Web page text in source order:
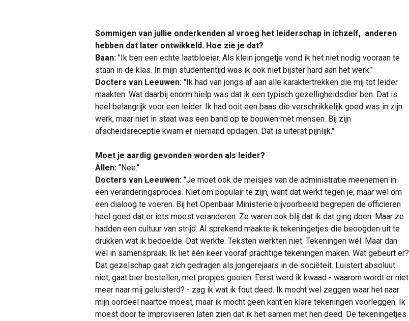
Sommigen van jullie onderkenden al vroeg het leiderschap in ichzelf, anderen
hebben dat later ontwikkeld. Hoe zie je dat?
Baan: "Ik ben een echte laatbloeier. Als klein jongetje vond ik het niet nodig vooraan te
staan in de klas. In mijn studententijd was ik ook niet bijster hard aan het werk."
Docters van Leeuwen: "Ik had van jongs af aan alle karaktertrekken die mij tot leider
maakten. Wat daarbij enorm hielp was dat ik een typisch gezelligheidsdier ben. Dat is
heel belangrijk voor een leider. Ik had ooit een baas die verschrikkelijk goed was in zijn
werk, maar niet in staat was een band op te bouwen met mensen. Bij zijn
afscheidsreceptie kwam er niemand opdagen. Dat is uiterst pijnlijk."
Moet je aardig gevonden worden als leider?
Allen: "Nee."
Docters van Leeuwen: "Je moet ook de meisjes van de administratie meenemen in
een veranderingsproces. Niet om populair te zijn, want dat werkt tegen je, maar wel om
een dialoog te voeren. Bij het Openbaar Ministerie bijvoorbeeld begrepen de officieren
heel goed dat er iets moest veranderen. Ze waren ook blij dat ik dat ging doen. Maar ze
hadden een cultuur van strijd. Al sprekend maakte ik tekeningetjes die beoogden uit te
drukken wat ik bedoelde. Dat werkte. Teksten werkten niet. Tekeningen wél. Maar dan
wel in samenspraak. Ik liet één keer vooraf prachtige tekeningen maken. Wat gebeurt er?
Dat gezelschap gaat zich gedragen als jongerejaars in de sociëteit. Luistert absoluut
niet, gaat bier bestellen, met propjes gooien. Eerst werd ik kwaad - waarom wordt er niet
meer naar mij geluisterd? - zag ik wat ik fout deed. Ik mocht wel zeggen waar het naar
mijn oordeel naartoe moest, maar ik mocht geen kant en klare tekeningen voorleggen. Ik
moest door te improviseren laten zien dat ik het samen met hen deed. De tekeningetjes